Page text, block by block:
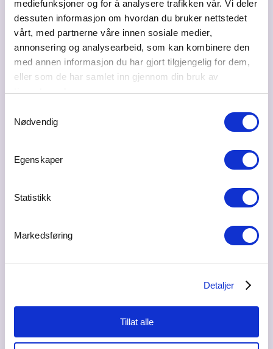
mediefunksjoner og for å analysere trafikken vår. Vi deler
dessuten informasjon om hvordan du bruker nettstedet
vårt, med partnerne våre innen sosiale medier,
annonsering og analysearbeid, som kan kombinere den
med annen informasjon du har gjort tilgjengelig for dem,
eller som de har samlet inn gjennom din bruk av
tjenestene deres.
Nødvendig
Egenskaper
Statistikk
Markedsføring
Detaljer
Tillat alle
Duft.no: Designer og skaper "Duften av din
merkevare"
alle sansene, og er direkte knyttet til minnet.
Verdien av en egen
for ditt
gründer av Duft.no, Joachim Aulie.